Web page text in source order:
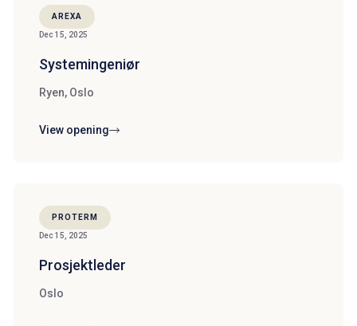
Dec 15, 2025
Systemingeniør
Ryen, Oslo
View opening
AREXA
Dec 15, 2025
Prosjektleder
Oslo
PROTERM